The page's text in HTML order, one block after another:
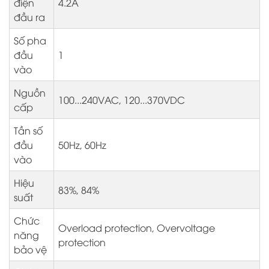
điện
đầu ra
4.2A
Số pha
đầu
vào
1
Nguồn
cấp
100...240VAC, 120...370VDC
Tần số
đầu
vào
50Hz, 60Hz
Hiệu
suất
83%, 84%
Chức
năng
bảo vệ
Overload protection, Overvoltage
protection